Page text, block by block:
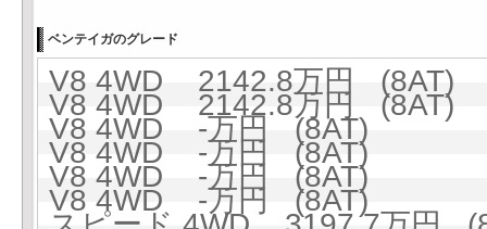
ベンテイガのグレード
V8 4WD 2142.8万円 (8AT)
V8 4WD 2142.8万円 (8AT)
V8 4WD -万円 (8AT)
V8 4WD -万円 (8AT)
V8 4WD -万円 (8AT)
V8 4WD -万円 (8AT)